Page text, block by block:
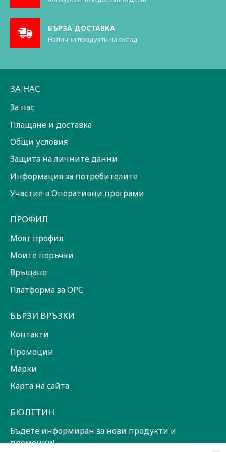
БЪРЗА ДОСТАВКА
Налични продукти на склад
ЗА НАС
За нас
Плащане и доставка
Общи условия
Защита на личните данни
Информация за потребителите
Участие в Оперативни програми
ПРОФИЛ
Моят профил
Моите поръчки
Връщане
Платформа за ОРС
БЪРЗИ ВРЪЗКИ
Контакти
Промоции
Марки
Карта на сайта
БЮЛЕТИН
Бъдете информиран за нови продукти и
промоции!